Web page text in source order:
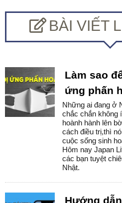
BÀI VIẾT
Làm sao
ứng phấn
Những ai đang ở
chắc chắn không
hoành hành lên
cách điều trị,thì
cuộc sống sinh
Hôm nay Japan
các bạn tuyệt
Nhật.
Hướng